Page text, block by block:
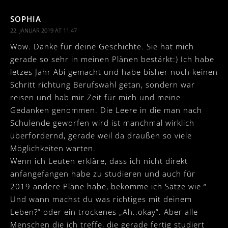
SOPHIA
22. JANUAR 2019 AT 11:47
Wow. Danke für deine Geschichte. Sie hat mich
gerade so sehr in meinen Plänen bestärkt:) Ich habe
letzes Jahr Abi gemacht und habe bisher noch keinen
Schritt richtung Berufswahl getan, sondern war
reisen und hab mir Zeit für mich und meine
Gedanken genommen. Die Leere in die man nach
Schulende geworfen wird ist manchmal wirklich
überfordernd, gerade weil da draußen so viele
Möglichkeiten warten.
Wenn ich Leuten erkläre, dass ich nicht direkt
anfangefangen habe zu studieren und auch für
2019 andere Pläne habe, bekomme ich Sätze wie “
Und wann machst du was richtiges mit deinem
Leben?“ oder ein trockenes „Ah..okay“. Aber alle
Menschen die ich treffe, die gerade fertig studiert